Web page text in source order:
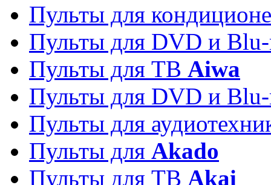
Пульты для
Пульты для DVD и
Пульты для ТВ Aiwa
Пульты для DVD и
Пульты для
Пульты для Akado
Пульты для ТВ Akai